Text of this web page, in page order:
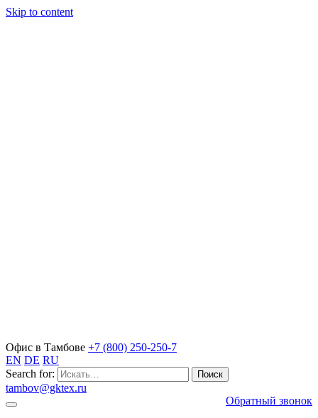
Skip to content
Офис в Тамбове +7 (800) 250-250-7
EN DE RU
Search for:
tambov@gktex.ru
Обратный звонок